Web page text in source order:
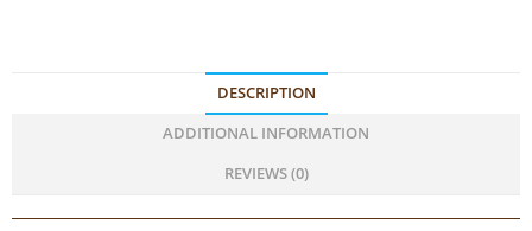
DESCRIPTION
ADDITIONAL INFORMATION
REVIEWS (0)